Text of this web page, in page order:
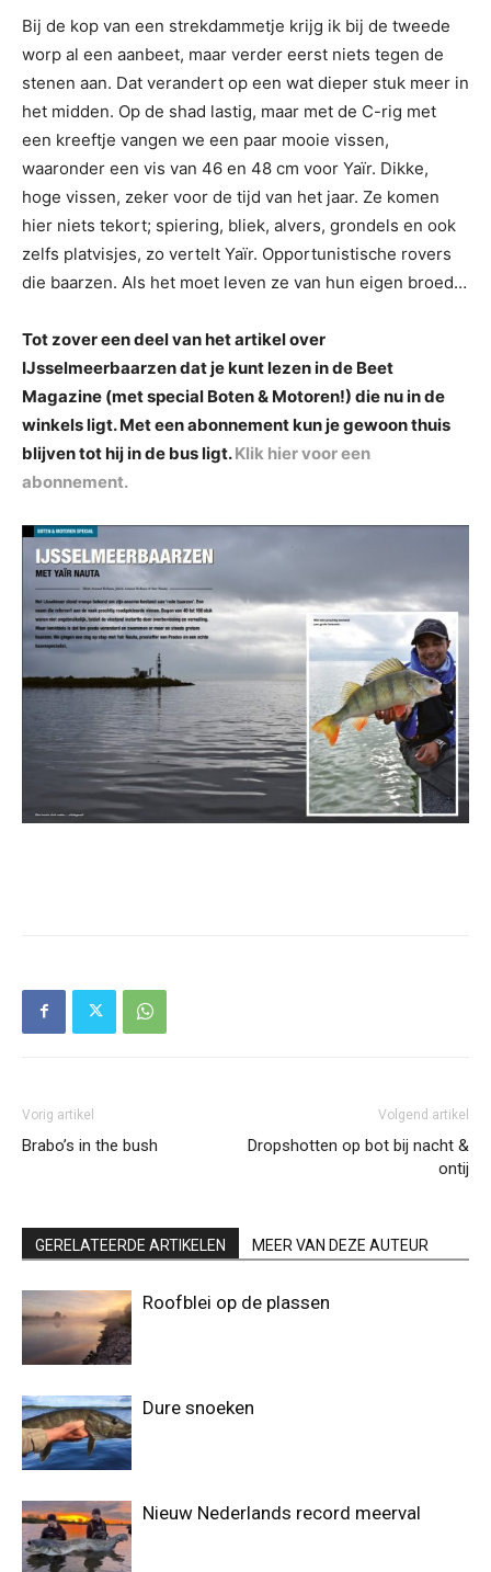
Bij de kop van een strekdammetje krijg ik bij de tweede
worp al een aanbeet, maar verder eerst niets tegen de
stenen aan. Dat verandert op een wat dieper stuk meer in
het midden. Op de shad lastig, maar met de C-rig met
een kreeftje vangen we een paar mooie vissen,
waaronder een vis van 46 en 48 cm voor Yaïr. Dikke,
hoge vissen, zeker voor de tijd van het jaar. Ze komen
hier niets tekort; spiering, bliek, alvers, grondels en ook
zelfs platvisjes, zo vertelt Yaïr. Opportunistische rovers
die baarzen. Als het moet leven ze van hun eigen broed…
Tot zover een deel van het artikel over
IJsselmeerbaarzen dat je kunt lezen in de Beet
Magazine (met special Boten & Motoren!) die nu in de
winkels ligt. Met een abonnement kun je gewoon thuis
blijven tot hij in de bus ligt.Klik hier voor een
abonnement.
Vorig artikel
Brabo’s in the bush
Volgend artikel
Dropshotten op bot bij nacht &
ontij
GERELATEERDE ARTIKELEN MEER VAN DEZE AUTEUR
Roofblei op de plassen
Dure snoeken
Nieuw Nederlands record meerval